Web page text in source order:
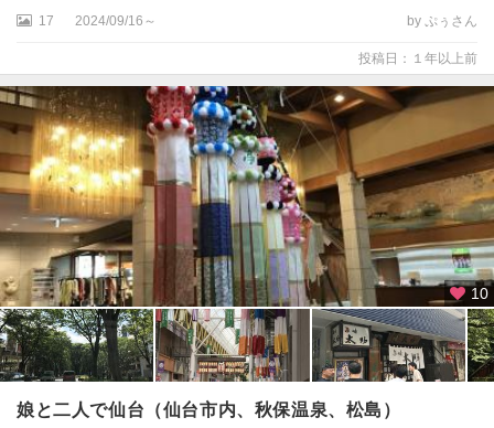
17 2024/09/16～ by ぷぅさん
投稿日：１年以上前
10
娘と二人で仙台（仙台市内、秋保温泉、松島）